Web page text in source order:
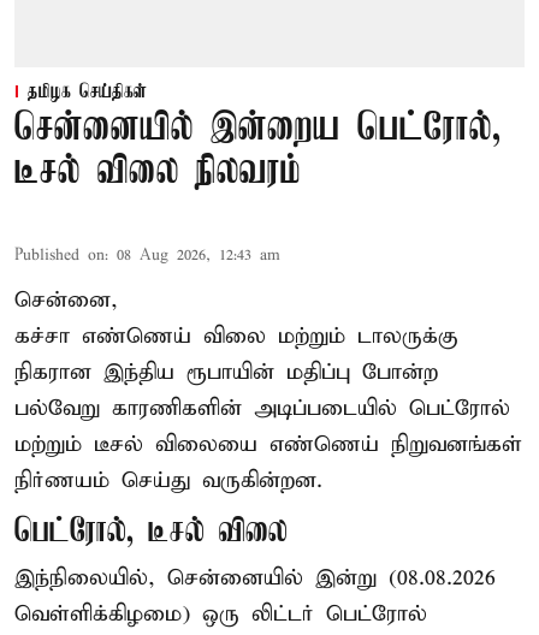
தமிழக செய்திகள்
சென்னையில் இன்றைய பெட்ரோல்,
டீசல் விலை நிலவரம்
Published on: 08 Aug 2026, 12:43 am
சென்னை,
கச்சா எண்ணெய் விலை மற்றும் டாலருக்கு
நிகரான இந்திய ரூபாயின் மதிப்பு போன்ற
பல்வேறு காரணிகளின் அடிப்படையில் பெட்ரோல்
மற்றும் டீசல் விலையை எண்ணெய் நிறுவனங்கள்
நிர்ணயம் செய்து வருகின்றன.
பெட்ரோல், டீசல் விலை
இந்நிலையில், சென்னையில் இன்று (08.08.2026
வெள்ளிக்கிழமை) ஒரு லிட்டர் பெட்ரோல்